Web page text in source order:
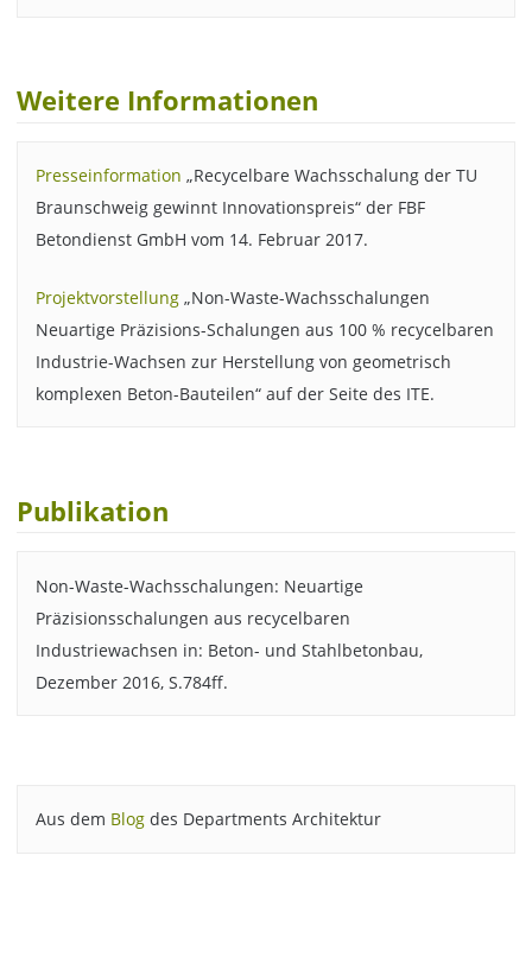
Weitere Informationen
Presseinformation „Recycelbare Wachsschalung der TU
Braunschweig gewinnt Innovationspreis“ der FBF
Betondienst GmbH vom 14. Februar 2017.
Projektvorstellung„Non-Waste-Wachsschalungen
Neuartige Präzisions-Schalungen aus 100 % recycelbaren
Industrie-Wachsen zur Herstellung von geometrisch
komplexen Beton-Bauteilen“ auf der Seite des ITE.
Publikation
Non-Waste-Wachsschalungen: Neuartige
Präzisionsschalungen aus recycelbaren
Industriewachsen in: Beton- und Stahlbetonbau,
Dezember 2016, S.784ff.
Aus dem Blogdes Departments Architektur